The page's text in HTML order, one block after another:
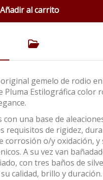
Añadir al carrito
gemelo de rodio
Pluma Estilográfica color
con una base de
requisitos de rigidez,
corrosión o/y oxidación, y
A su vez van
con tres baños de
calidad, brillo y duración.